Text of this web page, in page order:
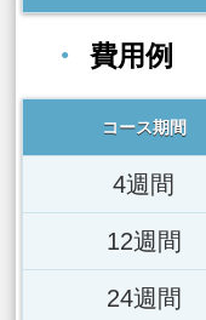
費用例
コース期間
4週間
12週間
24週間